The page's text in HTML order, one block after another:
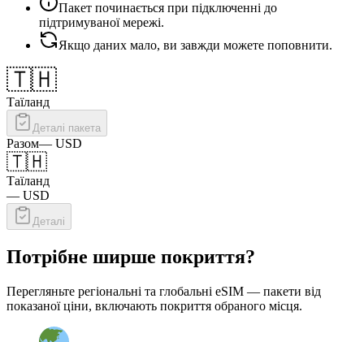
Пакет починається при підключенні до
підтримуваної мережі.
Якщо даних мало, ви завжди можете поповнити.
🇹🇭
Таїланд
Деталі пакета
Разом— USD
🇹🇭
Таїланд
— USD
Деталі
Потрібне ширше покриття?
Перегляньте регіональні та глобальні eSIM — пакети від
показаної ціни, включають покриття обраного місця.